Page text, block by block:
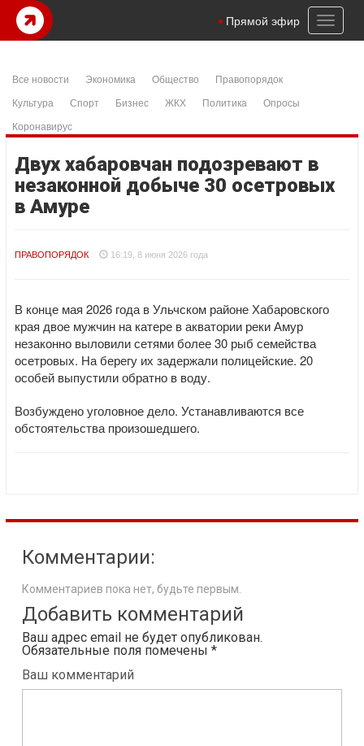
Toggle
Прямой эфир
Все новости Экономика Общество
Правопорядок
Культура
Спорт Бизнес ЖКХ Политика
Опросы
Коронавирус
Двух хабаровчан подозревают в
незаконной добыче 30 осетровых
в Амуре
ПРАВОПОРЯДОК 16:19, 8 июня 2026 года
В конце мая 2026 года в Ульчском районе Хабаровского
края двое мужчин на катере в акватории реки Амур
незаконно выловили сетями более 30 рыб семейства
осетровых. На берегу их задержали полицейские. 20
особей выпустили обратно в воду.
Возбуждено уголовное дело. Устанавливаются все
обстоятельства произошедшего.
Комментарии:
Комментариев пока нет, будьте первым.
Добавить комментарий
Ваш адрес email не будет опубликован.
Обязательные поля помечены *
Ваш комментарий